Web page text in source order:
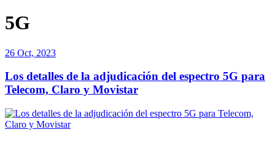
5G
26 Oct, 2023
Los detalles de la adjudicación del espectro 5G para
Telecom, Claro y Movistar